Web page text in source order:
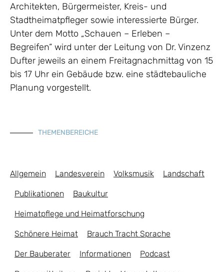
Architekten, Bürgermeister, Kreis- und
Stadtheimatpfleger sowie interessierte Bürger.
Unter dem Motto „Schauen – Erleben –
Begreifen“ wird unter der Leitung von Dr. Vinzenz
Dufter jeweils an einem Freitagnachmittag von 15
bis 17 Uhr ein Gebäude bzw. eine städtebauliche
Planung vorgestellt.
THEMENBEREICHE
Allgemein Landesverein Volksmusik Landschaft
Publikationen Baukultur
Heimatpflege und Heimatforschung
Schönere Heimat Brauch Tracht Sprache
Der Bauberater Informationen Podcast